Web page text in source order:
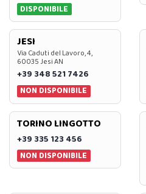
DISPONIBILE
JESI
Via Caduti del Lavoro, 4,
60035 Jesi AN
+39 348 521 7426
NON DISPONIBILE
TORINO LINGOTTO
+39 335 123 456
NON DISPONIBILE